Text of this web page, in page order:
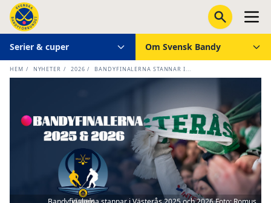
Serier & cuper Om Svensk Bandy
HEM / NYHETER / 2026 / BANDYFINALERNA STANNAR I...